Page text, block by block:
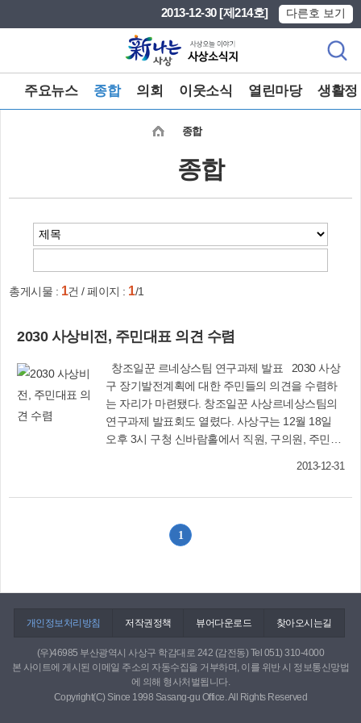
2013-12-30 [제214호] 다른호 보기
주요뉴스 종합 의회 이웃소식 열린마당 생활정
종합
종합
총게시물 : 1건 / 페이지 : 1/1
2030 사상비전, 주민대표 의견 수렴
창조일꾼 르네상스팀 연구과제 발표 2030 사상
구 장기발전계획에 대한 주민들의 의견을 수렴하
는 자리가 마련됐다. 창조일꾼 사상르네상스팀의
연구과제 발표회도 열렸다. 사상구는 12월 18일
오후 3시 구청 신바람홀에서 직원, 구의원, 주민대
의 미래상과 발전전략, 부문별 계획 등 그동안의
추진사항을 상세히 설명했다. 이어 주민자치위원
는 제3기 창조일꾼 사상르네상스팀‘2013 하반기
점핑 인 사상’(브랜드가치창출팀), ‘신(新)발 거리
를 걷다’(공단르네상스팀), ‘사상(四象) 무지개가
뜬다’(창조도시개발팀), ‘교통약자를 위한 씽씽차
량 대여운행’(웰빙복지팀) 등 4가지 연구과제를 차
2013-12-31
1
개인정보처리방침 저작권정책 뷰어다운로드 찾아오시는길
(우)46985 부산광역시 사상구 학감대로 242 (감전동) Tel 051) 310-4000
본 사이트에 게시된 이메일 주소의 자동수집을 거부하며, 이를 위반 시 정보통신망법
에 의해 형사처벌됩니다.
Copyright(C) Since 1998 Sasang-gu Office. All Rights Reserved